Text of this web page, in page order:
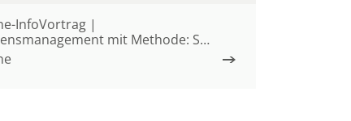
InfoVortrag |
mit Methode: So
wichtiges Wissen nicht auf der